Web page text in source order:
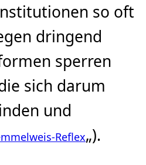
so oft
dringend
sperren
sich darum
und
Reflex„).